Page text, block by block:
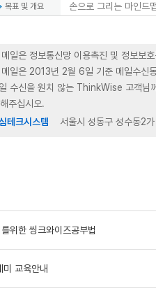
목표 및 개요 손으로 그리는 마인드
일은 정보통신망 이용촉진 및 정보보
일은 2013년 2월 6일 기준 메일수신
수신을 원치 않는 ThinkWise 고객님
주십시오.
테크시스템 서울시 성동구 성수동2
위한 씽크와이즈공부법
교육안내